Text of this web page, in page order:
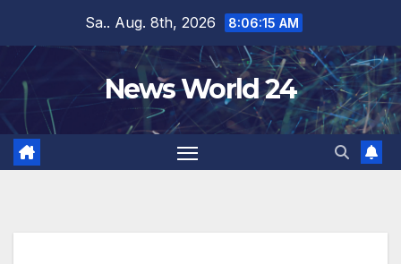
springen
Sa.. Aug. 8th, 2026 8:06:16 AM
News World 24